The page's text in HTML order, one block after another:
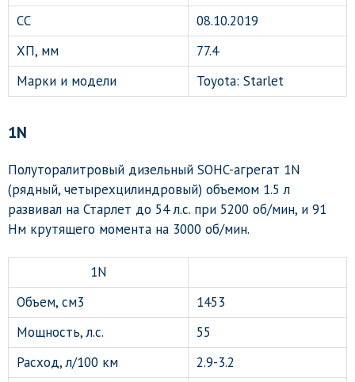
СС
08.10.2019
ХП, мм
77.4
Марки и модели
Toyota: Starlet
1N
Полуторалитровый дизельный SOHC-агрегат 1N
(рядный, четырехцилиндровый) объемом 1.5 л
развивал на Старлет до 54 л.с. при 5200 об/мин, и 91
Нм крутящего момента на 3000 об/мин.
1N
Объем, см3
1453
Мощность, л.с.
55
Расход, л/100 км
2.9-3.2